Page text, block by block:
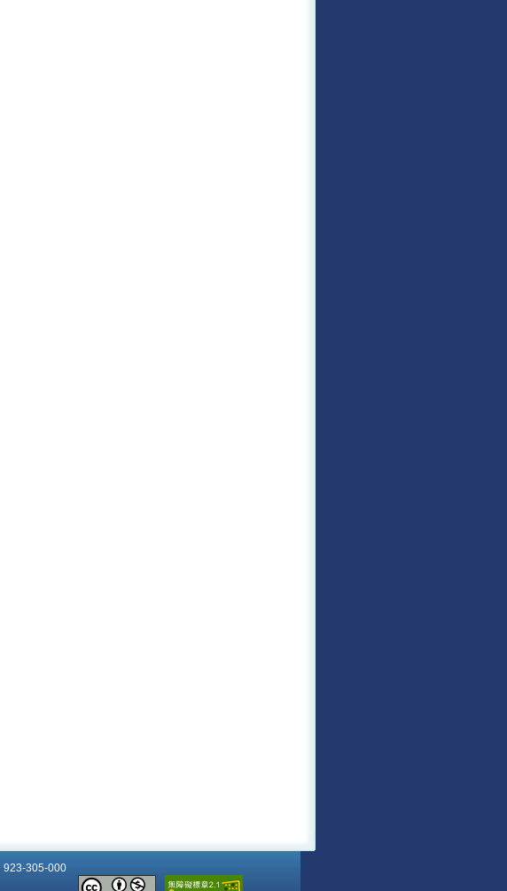
923-305-000